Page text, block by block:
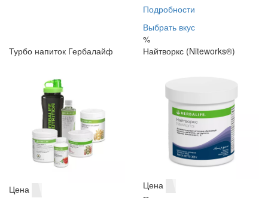
Подробности
Выбрать вкус
%
Турбо напиток Гербалайф
Цена
Найтворкс (Niteworks®)
Цена